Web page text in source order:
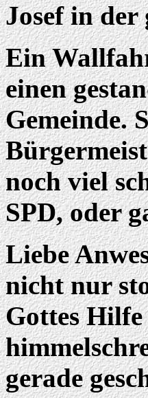
Josef in der
Ein
einen
Gemeinde.
noch viel
SPD, oder
Liebe
nicht nur
Gottes Hilfe
gerade